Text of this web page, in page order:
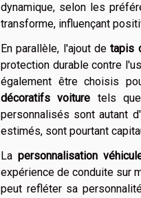
dynamique, selon les
transforme, influençant
En parallèle, l'ajout detapis
protection durable contre
également être choisis
décoratifs voiture tels
personnalisés sont autant
estimés, sont pourtant
La personnalisation
expérience de conduite sur
peut refléter sa